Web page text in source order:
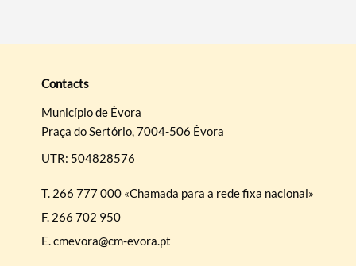
Contacts
Município de Évora
Praça do Sertório, 7004-506 Évora
UTR: 504828576
T. 266 777 000 «Chamada para a rede fixa nacional»
F. 266 702 950
E.cmevora@cm-evora.pt